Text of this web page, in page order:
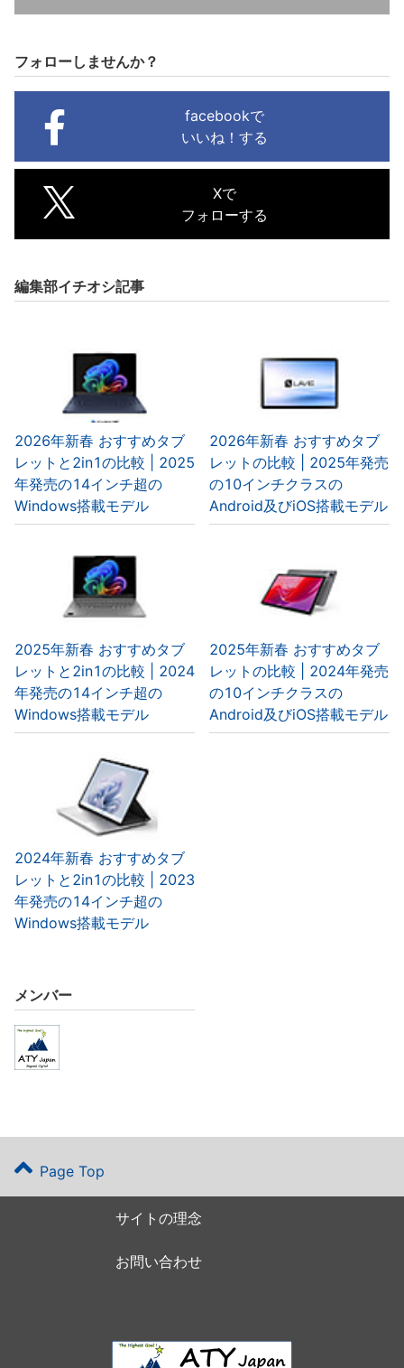
フォローしませんか？
facebookで
いいね！する
Xで
フォローする
編集部イチオシ記事
2026年新春 おすすめタブ
レットと2in1の比較 | 2025
年発売の14インチ超の
Windows搭載モデル
2026年新春 おすすめタブ
レットの比較 | 2025年発売
の10インチクラスの
Android及びiOS搭載モデル
2025年新春 おすすめタブ
レットと2in1の比較 | 2024
年発売の14インチ超の
Windows搭載モデル
2025年新春 おすすめタブ
レットの比較 | 2024年発売
の10インチクラスの
Android及びiOS搭載モデル
2024年新春 おすすめタブ
レットと2in1の比較 | 2023
年発売の14インチ超の
Windows搭載モデル
メンバー
Page Top
サイトの理念
お問い合わせ